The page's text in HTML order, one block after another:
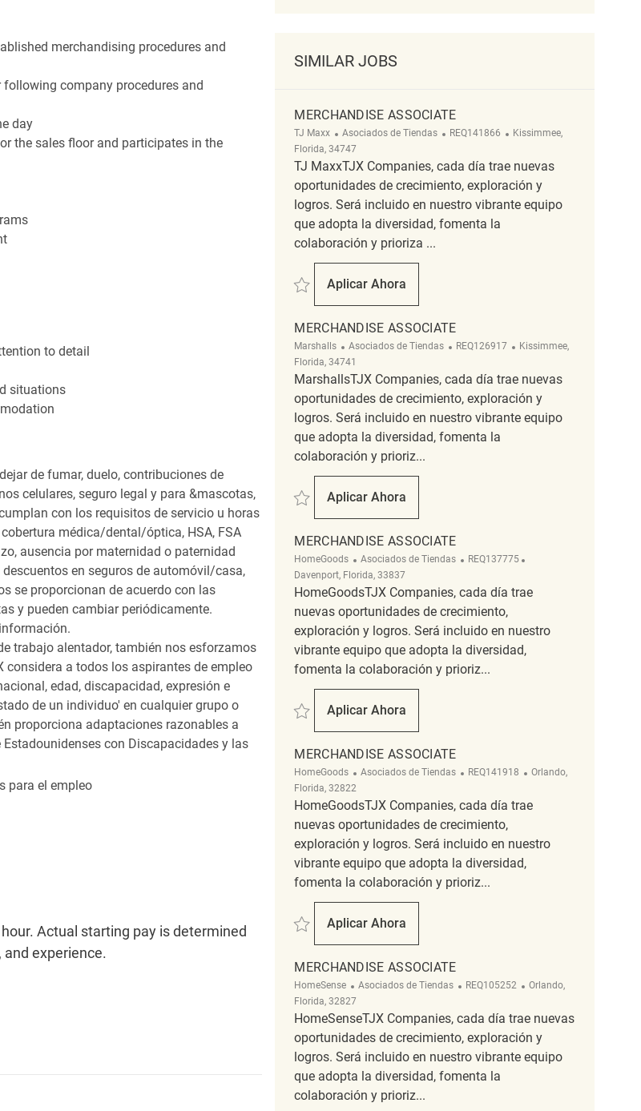
merchandising procedures and
company procedures and
day
the sales floor and participates in the
to detail
situations
de fumar, duelo, contribuciones de
celulares, seguro legal y para &mascotas,
con los requisitos de servicio u horas
médica/dental/óptica, HSA, FSA
ausencia por maternidad o paternidad
en seguros de automóvil/casa,
se proporcionan de acuerdo con las
y pueden cambiar periódicamente.
trabajo alentador, también nos esforzamos
a todos los aspirantes de empleo
edad, discapacidad, expresión e
de un individuo' en cualquier grupo o
proporciona adaptaciones razonables a
con Discapacidades y las
para el empleo
Actual starting pay is determined
experience.
SIMILAR JOBS
MERCHANDISE ASSOCIATE
TJ Maxx Categoría
Asociados de Tiendas ReqId
REQ141866 Ubicación
Kissimmee,
Florida, 34747
TJ MaxxTJX Companies, cada día trae nuevas
oportunidades de crecimiento, exploración y
logros. Será incluido en nuestro vibrante equipo
que adopta la diversidad, fomenta la
colaboración y prioriza ...
Salvar Merchandise Associate REQ141866
Aplicar Ahora
Merchandise Associate
MERCHANDISE ASSOCIATE
Marshalls Categoría
Asociados de Tiendas ReqId
REQ126917 Ubicación
Kissimmee,
Florida, 34741
MarshallsTJX Companies, cada día trae nuevas
oportunidades de crecimiento, exploración y
logros. Será incluido en nuestro vibrante equipo
que adopta la diversidad, fomenta la
colaboración y prioriz...
Salvar merchandise associate REQ126917
Aplicar Ahora
Merchandise Associate
MERCHANDISE ASSOCIATE
HomeGoods Categoría
Asociados de Tiendas ReqId
REQ137775
Davenport, Florida, 33837
HomeGoodsTJX Companies, cada día trae
nuevas oportunidades de crecimiento,
exploración y logros. Será incluido en nuestro
vibrante equipo que adopta la diversidad,
fomenta la colaboración y prioriz...
Salvar Merchandise Associate REQ137775
Aplicar Ahora
Merchandise Associate
MERCHANDISE ASSOCIATE
HomeGoods Categoría
Asociados de Tiendas ReqId
REQ141918 Ubicación
Orlando,
Florida, 32822
HomeGoodsTJX Companies, cada día trae
nuevas oportunidades de crecimiento,
exploración y logros. Será incluido en nuestro
vibrante equipo que adopta la diversidad,
fomenta la colaboración y prioriz...
Salvar Merchandise Associate REQ141918
Aplicar Ahora
Merchandise Associate
MERCHANDISE ASSOCIATE
HomeSense Categoría
Asociados de Tiendas ReqId
REQ105252 Ubicación
Orlando,
Florida, 32827
HomeSenseTJX Companies, cada día trae nuevas
oportunidades de crecimiento, exploración y
logros. Será incluido en nuestro vibrante equipo
que adopta la diversidad, fomenta la
colaboración y prioriz...